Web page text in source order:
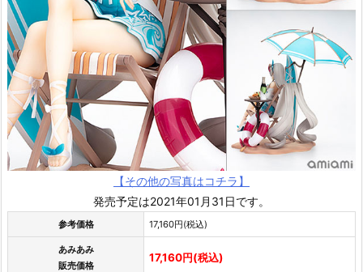
【その他の写真はコチラ】
発売予定は2021年01月31日です。
参考価格 17,160円(税込)
あみあみ
販売価格
17,160円(税込)